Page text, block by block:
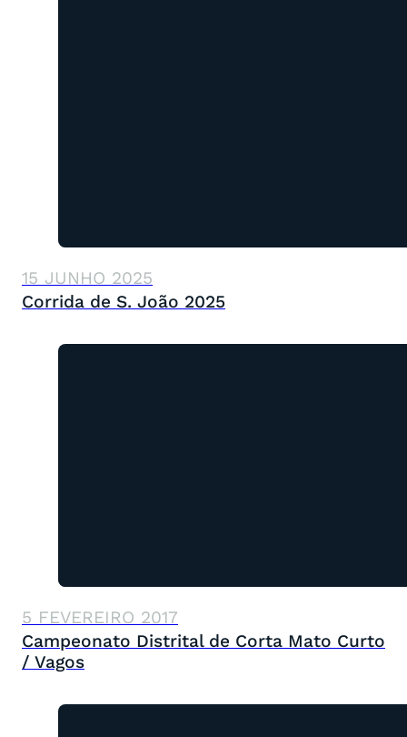
15 JUNHO 2025
Corrida de S. João 2025
5 FEVEREIRO 2017
Campeonato Distrital de Corta Mato Curto
/ Vagos